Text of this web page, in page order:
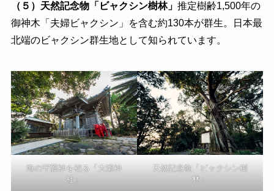
（５）天然記念物「ビャクシン樹林」 推定樹齢1,500年の
御神木「夫婦ビャクシン」を含む約130本が群生。日本最
北端のビャクシン群生地として知られています。
海の守護神を祀る「大瀬神
社」
天然記念物「ビャクシン樹
林」